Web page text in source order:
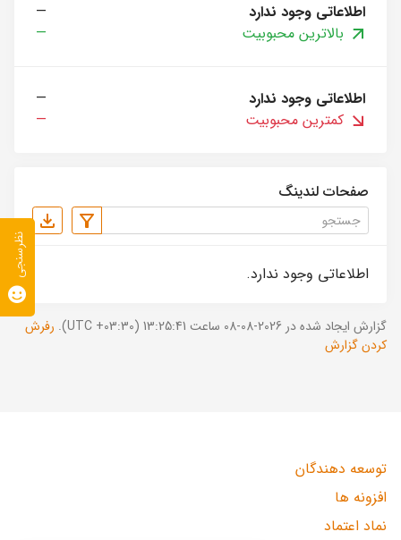
اطلاعاتی وجود ندارد
—
بالاترین محبوبیت
—
اطلاعاتی وجود ندارد
—
کمترین محبوبیت
—
صفحات لندینگ
اطلاعاتی وجود ندارد.
گزارش ایجاد شده در 2026-08-08 ساعت 13:25:41 (UTC +03:30).
رفرش
کردن گزارش
توسعه دهندگان
افزونه ها
نماد اعتماد
نظرسنجی